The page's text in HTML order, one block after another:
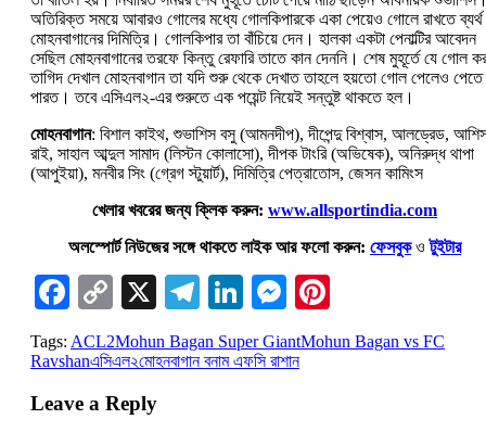
অতিরিক্ত সময়ে আবারও গোলের মধ্যে গোলকিপারকে একা পেয়েও গোলে রাখতে ব্যর্থ
মোহনবাগানের দিমিত্রি। গোলকিপার তা বাঁচিয়ে দেন। হালকা একটা পেনাল্টির আবেদন
সেছিল মোহনবাগানের তরফে কিন্তু রেফারি তাতে কান দেননি। শেষ মুহূর্তে যে গোল
তাগিদ দেখাল মোহনবাগান তা যদি শুরু থেকে দেখাত তাহলে হয়তো গোল পেলেও পেতে
পারত। তবে এসিএল২-এর শুরুতে এক পয়েন্ট নিয়েই সন্তুষ্ট থাকতে হল।
মোহনবাগান: বিশাল কাইথ, শুভাশিস বসু (আমনদীপ), দীপেন্দু বিশ্বাস, আলড্রেড,
রাই, সাহাল আব্দুল সামাদ (লিস্টন কোলাসো), দীপক টাংরি (অভিষেক), অনিরুদ্ধ থাপা
(আপুইয়া), মনবীর সিং (গ্রেগ স্টুয়ার্ট), দিমিত্রি পেত্রাতোস, জেসন কামিংস
খেলার খবরের জন্য ক্লিক করুন: www.allsportindia.com
অলস্পোর্ট নিউজের সঙ্গে থাকতে লাইক আর ফলো করুন: ফেসবুকওটুইটার
Facebook
Copy
Link
X Telegram
LinkedIn
Messenger
Tags: ACL2Mohun Bagan Super GiantMohun Bagan vs FC
Ravshanএসিএল২মোহনবাগান বনাম এফসি রাশান
Leave a Reply